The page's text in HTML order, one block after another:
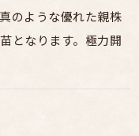
のような優れた親株
となります。極力開